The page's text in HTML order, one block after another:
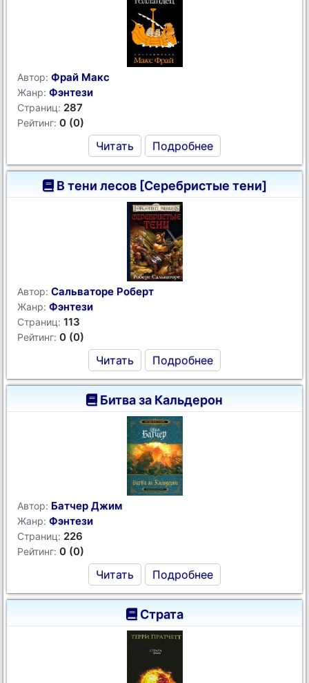
Автор: Фрай Макс
Жанр: Фэнтези
Страниц: 287
Рейтинг: 0 (0)
Читать Подробнее
В тени лесов [Серебристые тени]
Автор: Сальваторе Роберт
Жанр: Фэнтези
Страниц: 113
Рейтинг: 0 (0)
Читать Подробнее
Битва за Кальдерон
Автор: Батчер Джим
Жанр: Фэнтези
Страниц: 226
Рейтинг: 0 (0)
Читать Подробнее
Страта